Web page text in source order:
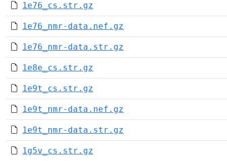
1e76_cs.str.gz
1e76_nmr-data.nef.gz
1e76_nmr-data.str.gz
1e8e_cs.str.gz
1e9t_cs.str.gz
1e9t_nmr-data.nef.gz
1e9t_nmr-data.str.gz
1g5v_cs.str.gz